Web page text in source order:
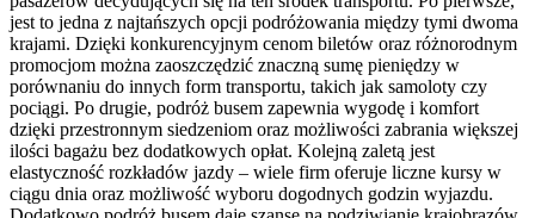
jest to jedna z najtańszych opcji podróżowania między tymi dwoma
krajami. Dzięki konkurencyjnym cenom biletów oraz różnorodnym
promocjom można zaoszczędzić znaczną sumę pieniędzy w
porównaniu do innych form transportu, takich jak samoloty czy
pociągi. Po drugie, podróż busem zapewnia wygodę i komfort
dzięki przestronnym siedzeniom oraz możliwości zabrania większej
ilości bagażu bez dodatkowych opłat. Kolejną zaletą jest
elastyczność rozkładów jazdy – wiele firm oferuje liczne kursy w
ciągu dnia oraz możliwość wyboru dogodnych godzin wyjazdu.